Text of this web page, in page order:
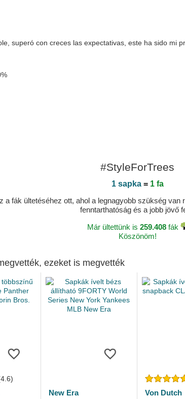
superó con creces las expectativas, este ha sido mi
#StyleForTrees
1 sapka= 1 fa
fák ültetéséhez ott, ahol a legnagyobb szükség
fenntarthatóság és a jobb jövő
Már ültettünk is 259.408fák
Köszönöm!
ezeket is megvették
New Era
Von Dutch